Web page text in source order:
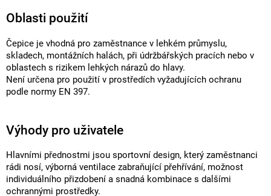
Oblasti použití
Čepice je vhodná pro zaměstnance v lehkém průmyslu,
skladech, montážních halách, při údržbářských pracích nebo v
oblastech s rizikem lehkých nárazů do hlavy.
Není určena pro použití v prostředích vyžadujících ochranu
podle normy EN 397.
Výhody pro uživatele
Hlavními přednostmi jsou sportovní design, který zaměstnanci
rádi nosí, výborná ventilace zabraňující přehřívání, možnost
individuálního přizdobení a snadná kombinace s dalšími
ochrannými prostředky.